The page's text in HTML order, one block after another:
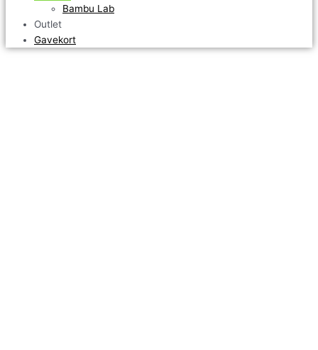
Bambu Lab
Outlet
Gavekort